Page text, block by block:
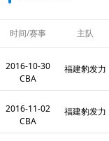
时间/赛事 主队
2016-10-30
CBA
福建豹发力
2016-11-02
CBA
福建豹发力